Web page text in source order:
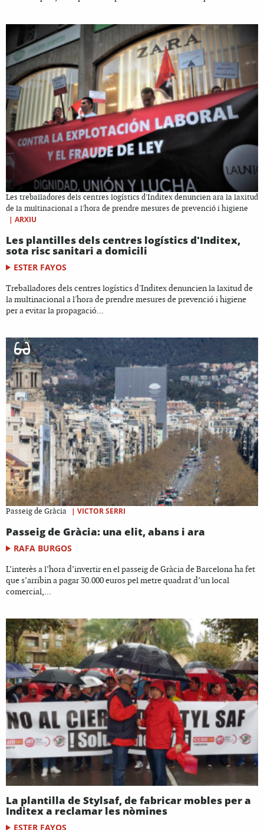
Les treballadores dels centres logístics d'Inditex denuncien ara la laxitud
de la multinacional a l'hora de prendre mesures de prevenció i higiene
| ARXIU
Les plantilles dels centres logístics d'Inditex,
sota risc sanitari a domicili
ESTER FAYOS
Treballadores dels centres logístics d'Inditex denuncien la laxitud de
la multinacional a l'hora de prendre mesures de prevenció i higiene
per a evitar la propagació...
Passeig de Gràcia | VICTOR SERRI
Passeig de Gràcia: una elit, abans i ara
RAFA BURGOS
L’interès a l’hora d’invertir en el passeig de Gràcia de Barcelona ha fet
que s’arribin a pagar 30.000 euros pel metre quadrat d’un local
comercial,...
La plantilla de Stylsaf, de fabricar mobles per a
Inditex a reclamar les nòmines
ESTER FAYOS